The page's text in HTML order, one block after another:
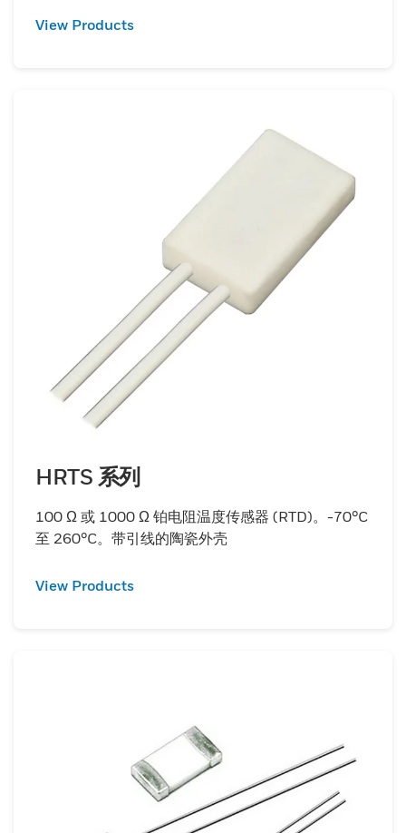
View Products
HRTS 系列
100 Ω 或 1000 Ω 铂电阻温度传感器 (RTD)。-70°C
至 260°C。带引线的陶瓷外壳
View Products